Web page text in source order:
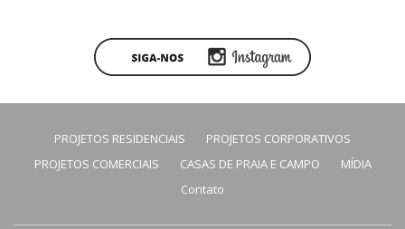
PROJETOS RESIDENCIAIS
PROJETOS CORPORATIVOS
PROJETOS COMERCIAIS
CASAS DE PRAIA E CAMPO
MÍDIA
Contato